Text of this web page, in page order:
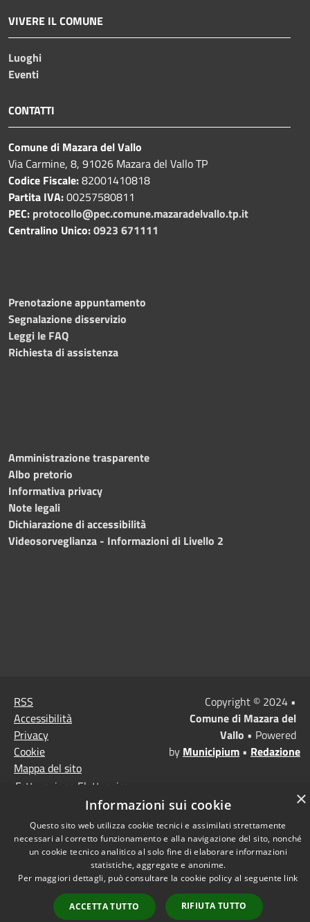
VIVERE IL COMUNE
Luoghi
Eventi
CONTATTI
Comune di Mazara del Vallo
Via Carmine, 8, 91026 Mazara del Vallo TP
Codice Fiscale:82001410818
Partita IVA:00257580811
PEC: protocollo@pec.comune.mazaradelvallo.tp.it
Centralino Unico:0923 671111
Prenotazione appuntamento
Segnalazione disservizio
Leggi le FAQ
Richiesta di assistenza
Amministrazione trasparente
Albo pretorio
Informativa privacy
Note legali
Dichiarazione di accessibilità
Videosorveglianza - Informazioni di Livello 2
RSS
Accessibilità
Privacy
Cookie
Mappa del sito
Fatturazione Elettronica
Copyright © 2024 •
Comune di Mazara del
Vallo • Powered
by Municipium • Redazione
×
Informazioni sui cookie
Questo sito web utilizza cookie tecnici e assimilati strettamente
necessari al corretto funzionamento e alla navigazione del sito, nonché
un cookie tecnico analitico al solo fine di elaborare informazioni
statistiche, aggregate e anonime.
Per maggiori dettagli, può consultare la cookie policy al seguente link
ACCETTA TUTTO RIFIUTA TUTTO